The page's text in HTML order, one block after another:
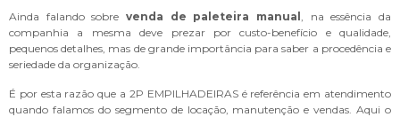
Ainda falando sobre venda de paleteira manual , na essência da
companhia a mesma deve prezar por custo-benefício e qualidade,
pequenos detalhes, mas de grande importância para saber a procedência e
seriedade da organização.
É por esta razão que a 2P EMPILHADEIRAS é referência em atendimento
quando falamos do segmento de locação, manutenção e vendas. Aqui o